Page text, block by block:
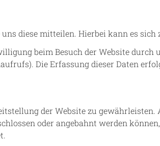
diese mitteilen. Hierbei kann es
beim Besuch der Website durch
Die Erfassung dieser Daten
der Website zu
oder angebahnt werden